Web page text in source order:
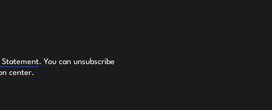
Statement. You can unsubscribe
center.